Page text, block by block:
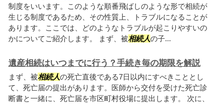
制度をいいます。このような順番飛ばしのような形で相続が
生じる制度であるため、その性質上、トラブルになることが
あります。ここでは、どのようなトラブルが起こりやすいの
かについてご紹介します。 まず、被相続人の子...
遺産相続はいつまでに行う？手続き毎の期限を解説
まず、被相続人の死亡直後である7日以内にすべきこととし
て、死亡届の提出があります。医師から交付を受けた死亡診
断書と一緒に、死亡届を市区町村役場に提出します。 次に、